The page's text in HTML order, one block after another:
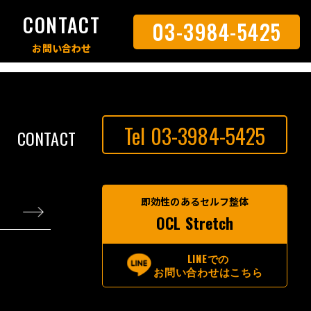
CONTACT 03-3984-5425
CONTACT Tel 03-3984-5425
即効性のあるセルフ整体
OCL Stretch
LINEでの
お問い合わせはこちら